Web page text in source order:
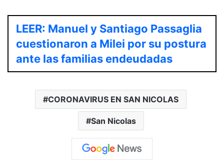
LEER: Manuel y Santiago Passaglia
cuestionaron a Milei por su postura
ante las familias endeudadas
CORONAVIRUS EN SAN NICOLAS
San Nicolas